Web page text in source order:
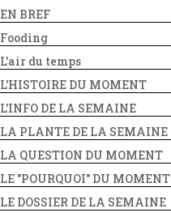
EN BREF
Fooding
L'air du temps
L'HISTOIRE DU MOMENT
L'INFO DE LA SEMAINE
LA PLANTE DE LA SEMAINE
LA QUESTION DU MOMENT
LE "POURQUOI" DU MOMENT
LE DOSSIER DE LA SEMAINE